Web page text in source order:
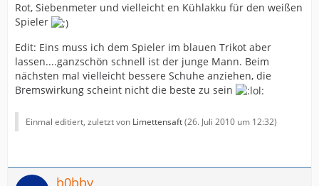
Rot, Siebenmeter und vielleicht en Kühlakku für den weißen
Spieler
Edit: Eins muss ich dem Spieler im blauen Trikot aber
lassen....ganzschön schnell ist der junge Mann. Beim
nächsten mal vielleicht bessere Schuhe anziehen, die
Bremswirkung scheint nicht die beste zu sein
Einmal editiert, zuletzt von Limettensaft(26. Juli 2010 um 12:32)
b0bby